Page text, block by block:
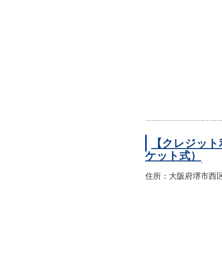
【クレジッ
ケット式）
住所：大阪府堺市西